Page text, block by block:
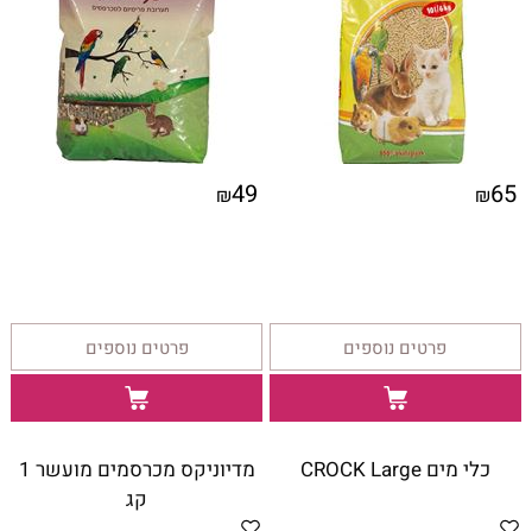
₪65
פרטים נוספים
₪49
פרטים נוספים
כלי מים CROCK Large
מדיוניקס מכרסמים מועשר 1
קג